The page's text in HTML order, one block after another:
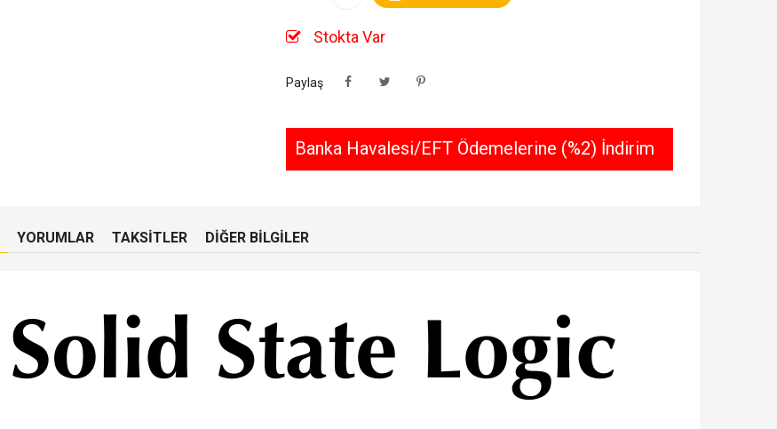
Stokta Var
Paylaş
Banka Havalesi/EFT Ödemelerine (%2) İndirim
YORUMLAR TAKSITLER DIĞER BILGILER